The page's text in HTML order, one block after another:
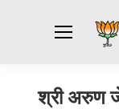
श्री अरुण